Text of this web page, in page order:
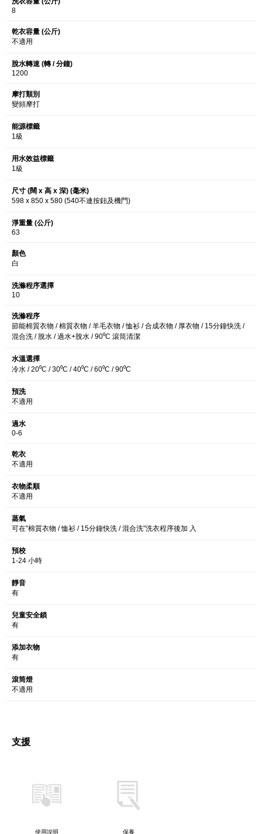
8
乾衣容量 (公斤)
不適用
脫水轉速 (轉 / 分鐘)
1200
摩打類別
變頻摩打
能源標籤
1級
用水效益標籤
1級
尺寸 (闊 x 高 x 深) (毫米)
598 x 850 x 580 (540不連按鈕及機門)
淨重量 (公斤)
63
顏色
白
洗滌程序選擇
10
洗滌程序
節能棉質衣物 / 棉質衣物 / 羊毛衣物 / 恤衫 / 合成衣物 / 厚衣物 / 15分鐘快洗 /
混合洗 / 脫水 / 過水+脫水 / 90⁰C 滾筒清潔
水溫選擇
冷水 / 20⁰C / 30⁰C / 40⁰C / 60⁰C / 90⁰C
預洗
不適用
過水
0-6
乾衣
不適用
衣物柔順
不適用
蒸氣
可在"棉質衣物 / 恤衫 / 15分鐘快洗 / 混合洗"洗衣程序後加 入
預校
1-24 小時
靜音
有
兒童安全鎖
有
添加衣物
有
滾筒燈
不適用
支援
使用說明 保養